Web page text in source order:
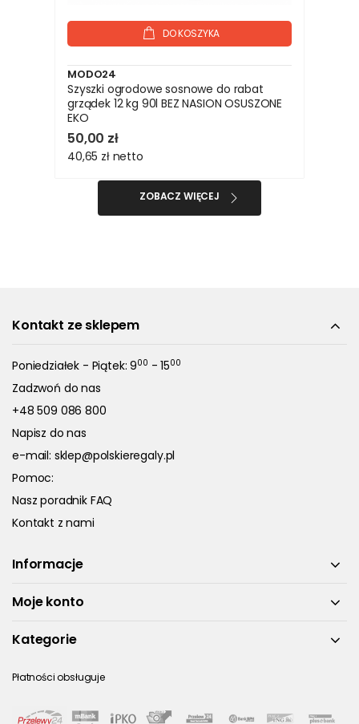
DO KOSZYKA
MODO24
Szyszki ogrodowe sosnowe do rabat
grządek 12 kg 90l BEZ NASION OSUSZONE
EKO
50,00 zł
40,65 zł netto
ZOBACZ WIĘCEJ
Kontakt ze sklepem
Poniedziałek - Piątek: 900 - 1500
Zadzwoń do nas
+48 509 086 800
Napisz do nas
e-mail: sklep@polskieregaly.pl
Pomoc:
Nasz poradnik FAQ
Kontakt z nami
Informacje
Moje konto
Kategorie
Płatności obsługuje